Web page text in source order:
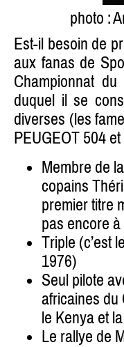
photo :
Est-il besoin de
aux fanas de
Championnat
duquel il se
diverses (les
PEUGEOT 504
Membre de
copains
premier titre
pas encore à
Triple (c’est
1976)
Seul pilote
africaines du
le Kenya et
Le rallye de